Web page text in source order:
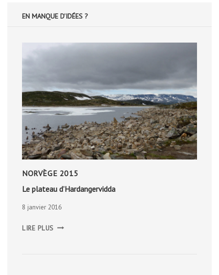
EN MANQUE D'IDÉES ?
NORVÈGE 2015
Le plateau d’Hardangervidda
8 janvier 2016
LIRE PLUS PLATEAU